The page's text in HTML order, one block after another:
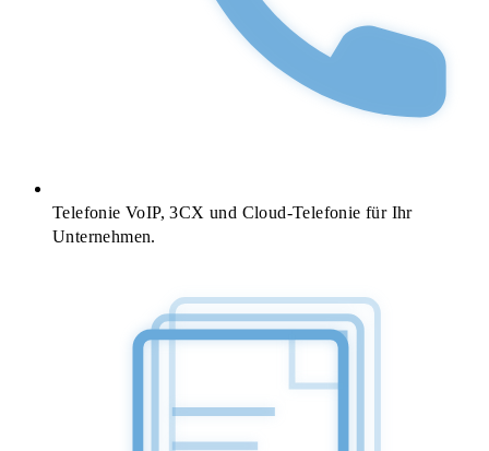
TelefonieVoIP, 3CX und Cloud-Telefonie für Ihr
Unternehmen.